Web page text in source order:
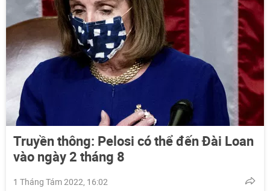
Truyền thông: Pelosi có thể đến Đài Loan
vào ngày 2 tháng 8
1 Tháng Tám 2022, 16:02